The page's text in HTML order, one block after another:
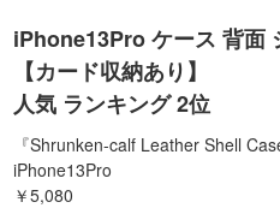
iPhone13Pro ケース 背面
【カード収納あり】
人気 ランキング 2位
『Shrunken-calf Leather Shell
iPhone13Pro
￥5,080